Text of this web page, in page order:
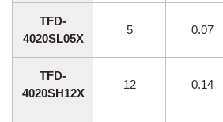
TFD-
4020SL05X
5 0.07
TFD-
4020SH12X
12 0.14